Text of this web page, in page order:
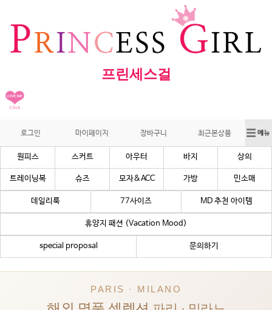
프린세스걸
로그인 마이페이지 장바구니 최근본상품
원피스 스커트 아우터 바지 상의
트레이닝복 슈즈 모자&ACC 가방 민소매
데일리룩 77사이즈 MD 추천 아이템
휴양지 패션 (Vacation Mood)
special proposal 문의하기
PARIS · MILANO